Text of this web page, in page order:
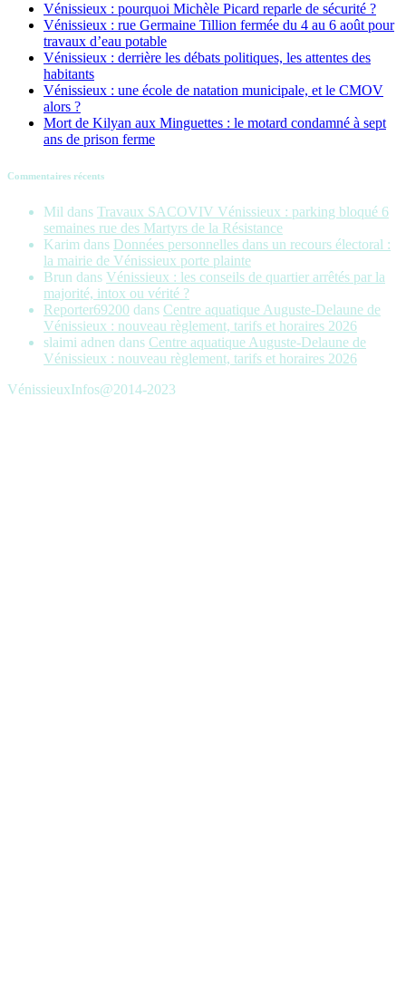
Vénissieux : pourquoi Michèle Picard reparle de sécurité ?
Vénissieux : rue Germaine Tillion fermée du 4 au 6 août pour
travaux d’eau potable
Vénissieux : derrière les débats politiques, les attentes des
habitants
Vénissieux : une école de natation municipale, et le CMOV
alors ?
Mort de Kilyan aux Minguettes : le motard condamné à sept
ans de prison ferme
Commentaires récents
Mil dans Travaux SACOVIV Vénissieux : parking bloqué 6
semaines rue des Martyrs de la Résistance
Karim dans Données personnelles dans un recours électoral :
la mairie de Vénissieux porte plainte
Brun dans Vénissieux : les conseils de quartier arrêtés par la
majorité, intox ou vérité ?
Reporter69200 dans Centre aquatique Auguste-Delaune de
Vénissieux : nouveau règlement, tarifs et horaires 2026
slaimi adnen dans Centre aquatique Auguste-Delaune de
Vénissieux : nouveau règlement, tarifs et horaires 2026
VénissieuxInfos@2014-2023